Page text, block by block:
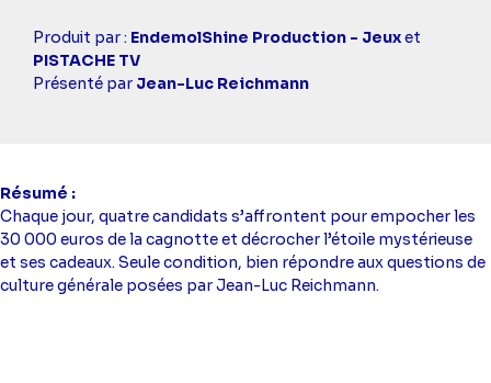
Casting
simba
Produit par : EndemolShine Production - Jeuxet
PISTACHE TV
Présenté par Jean-Luc Reichmann
Résumé
Chaque jour, quatre candidats s’affrontent pour empocher les
30 000 euros de la cagnotte et décrocher l’étoile mystérieuse
et ses cadeaux. Seule condition, bien répondre aux questions de
culture générale posées par Jean-Luc Reichmann.